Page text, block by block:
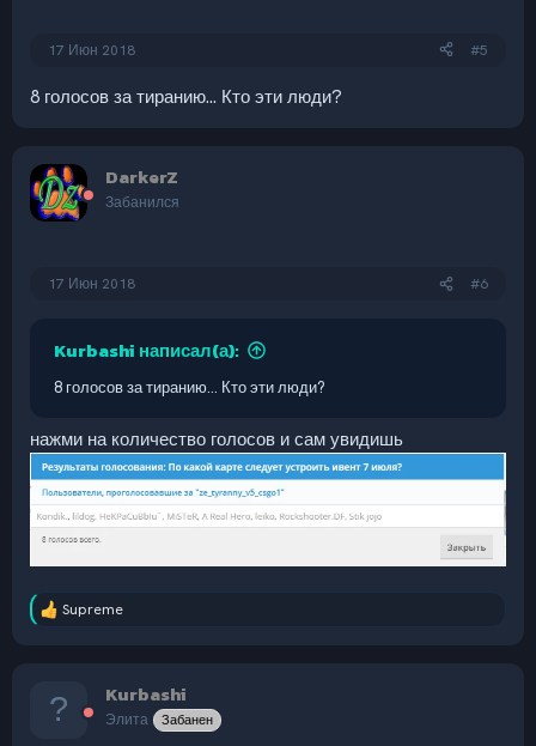
17 Июн 2018 #5
8 голосов за тиранию... Кто эти люди?
DarkerZ
Забанился
17 Июн 2018 #6
Kurbashi написал(а):
8 голосов за тиранию... Кто эти люди?
нажми на количество голосов и сам увидишь
Р
Supreme
Kurbashi
Элита Забанен